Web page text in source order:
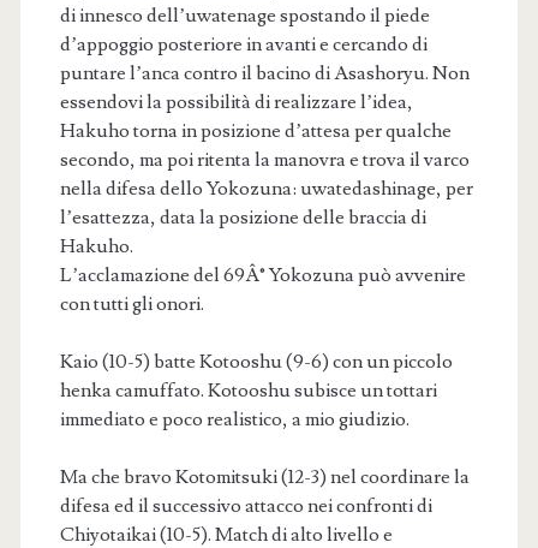
di innesco dell’uwatenage spostando il piede
d’appoggio posteriore in avanti e cercando di
puntare l’anca contro il bacino di Asashoryu. Non
essendovi la possibilità di realizzare l’idea,
Hakuho torna in posizione d’attesa per qualche
secondo, ma poi ritenta la manovra e trova il varco
nella difesa dello Yokozuna: uwatedashinage, per
l’esattezza, data la posizione delle braccia di
Hakuho.
L’acclamazione del 69Â° Yokozuna può avvenire
con tutti gli onori.
Kaio (10-5) batte Kotooshu (9-6) con un piccolo
henka camuffato. Kotooshu subisce un tottari
immediato e poco realistico, a mio giudizio.
Ma che bravo Kotomitsuki (12-3) nel coordinare la
difesa ed il successivo attacco nei confronti di
Chiyotaikai (10-5). Match di alto livello e